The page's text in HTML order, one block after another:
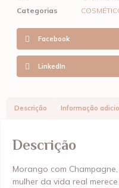
Categorias
Facebook
LinkedIn
Descrição Informação
Descrição
Morango com
mulher da vida real